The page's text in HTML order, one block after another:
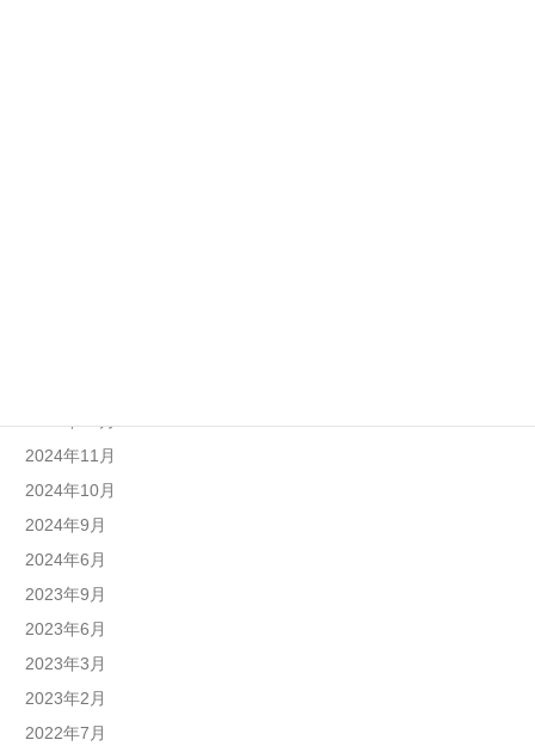
2024年11月
2024年10月
2024年9月
2024年6月
2023年9月
2023年6月
2023年3月
2023年2月
2022年7月